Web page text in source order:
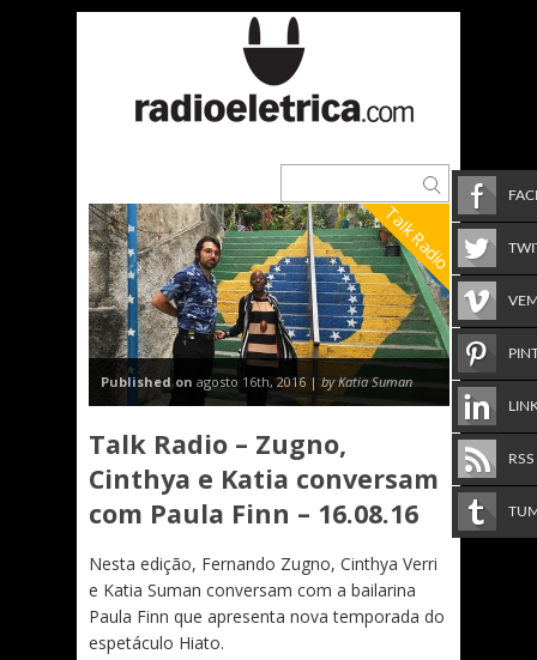
Talk Radio
Published on agosto 16th, 2016 | by Katia Suman
Talk Radio – Zugno,
Cinthya e Katia conversam
com Paula Finn – 16.08.16
Nesta edição, Fernando Zugno, Cinthya Verri
e Katia Suman conversam com a bailarina
Paula Finn que apresenta nova temporada do
espetáculo Hiato.
RSS